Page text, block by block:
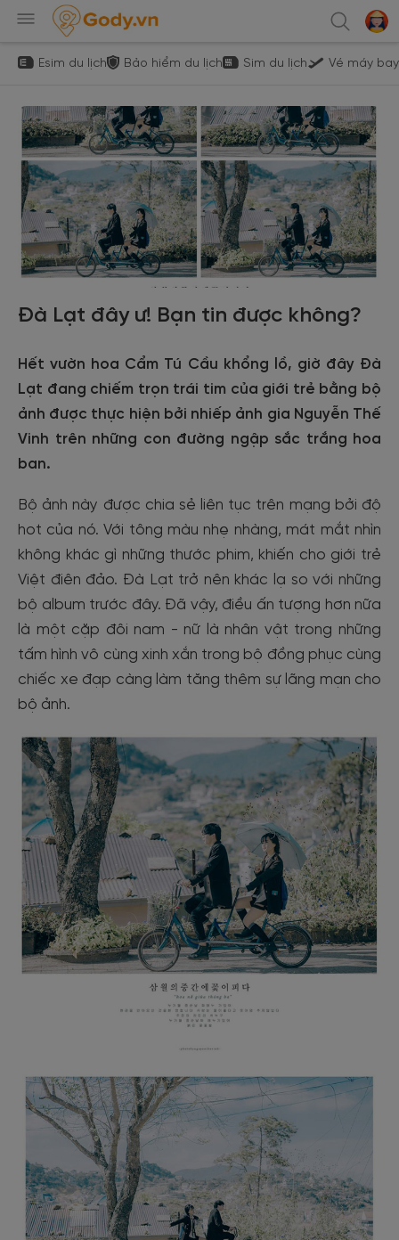
Esim du lịch Bảo hiểm du lịch Sim du lịch Vé máy bay
Đà Lạt đây ư! Bạn tin được không?
Hết vườn hoa Cẩm Tú Cầu khổng lồ, giờ đây Đà
Lạt đang chiếm trọn trái tim của giới trẻ bằng bộ
ảnh được thực hiện bởi nhiếp ảnh gia Nguyễn Thế
Vinh trên những con đường ngập sắc trắng hoa
ban.
Bộ ảnh này được chia sẻ liên tục trên mạng bởi độ
hot của nó. Với tông màu nhẹ nhàng, mát mắt nhìn
không khác gì những thước phim, khiến cho giới trẻ
Việt điên đảo. Đà Lạt trở nên khác lạ so với những
bộ album trước đây. Đã vậy, điều ấn tượng hơn nữa
là một cặp đôi nam - nữ là nhân vật trong những
tấm hình vô cùng xinh xắn trong bộ đồng phục cùng
chiếc xe đạp càng làm tăng thêm sự lãng mạn cho
bộ ảnh.